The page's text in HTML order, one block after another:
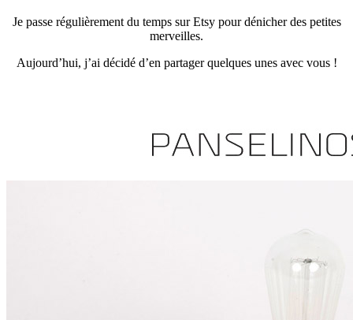
Je passe régulièrement du temps sur Etsy pour dénicher des petites
merveilles.
Aujourd’hui, j’ai décidé d’en partager quelques unes avec vous !